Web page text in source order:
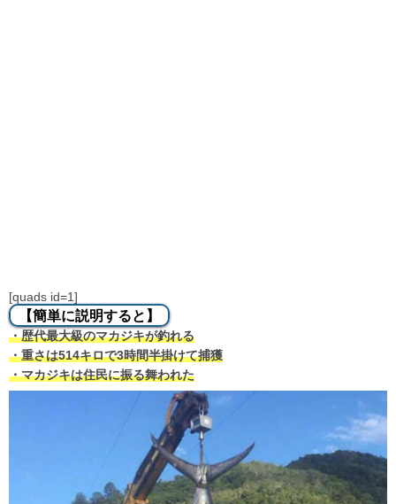
[quads id=1]
【簡単に説明すると】
・歴代最大級のマカジキが釣れる
・重さは514キロで3時間半掛けて捕獲
・マカジキは住民に振る舞われた